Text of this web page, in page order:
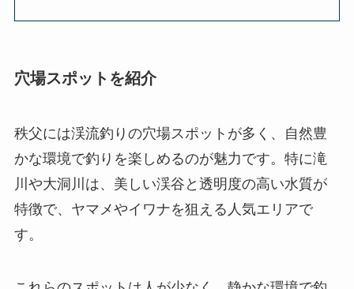
穴場スポットを紹介
秩父には渓流釣りの穴場スポットが多く、自然豊
かな環境で釣りを楽しめるのが魅力です。特に滝
川や大洞川は、美しい渓谷と透明度の高い水質が
特徴で、ヤマメやイワナを狙える人気エリアで
す。